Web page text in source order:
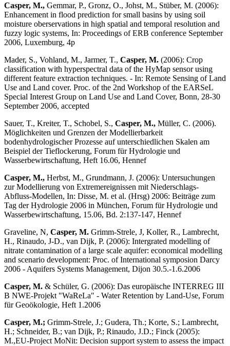
Casper, M., Gemmar, P., Gronz, O., Johst, M., Stüber, M. (2006):
Enhancement in flood prediction for small basins by using soil
moisture oberservations in high spatial and temporal resolution and
fuzzy logic systems, In: Proceedings of ERB conference September
2006, Luxemburg, 4p
Mader, S., Vohland, M., Jarmer, T., Casper, M. (2006): Crop
classification with hyperspectral data of the HyMap sensor using
different feature extraction techniques. - In: Remote Sensing of Land
Use and Land cover. Proc. of the 2nd Workshop of the EARSeL
Special Interest Group on Land Use and Land Cover, Bonn, 28-30
September 2006, accepted
Sauer, T., Kreiter, T., Schobel, S., Casper, M., Müller, C. (2006).
Möglichkeiten und Grenzen der Modellierbarkeit
bodenhydrologischer Prozesse auf unterschiedlichen Skalen am
Beispiel der Tieflockerung, Forum für Hydrologie und
Wasserbewirtschaftung, Heft 16.06, Hennef
Casper, M., Herbst, M., Grundmann, J. (2006): Untersuchungen
zur Modellierung von Extrem­ereignissen mit Niederschlags-
Abfluss-Modellen, In: Disse, M. et al. (Hrsg) 2006: Beiträge zum
Tag der Hydrologie 2006 in München, Forum für Hydrologie und
Wasserbewirtschaftung, 15.06, Bd. 2:137-147, Hennef
Graveline, N, Casper, M. Grimm-Strele, J, Koller, R., Lambrecht,
H., Rinaudo, J-D., van Dijk, P. (2006): Intergrated modelling of
nitrate contamination of a large scale aquifer: economical modelling
and scenario development: Proc. of International symposion Darcy
2006 - Aquifers Systems Management, Dijon 30.5.-1.6.2006
Casper, M. & Schüler, G. (2006): Das europäische INTERREG III
B NWE-Projekt "WaReLa" - Water Retention by Land-Use, Forum
für Geoökologie, Heft 1.2006
Casper, M.; Grimm-Strele, J.; Gudera, Th.; Korte, S.; Lambrecht,
H.; Schneider, B.; van Dijk, P.; Rinaudo, J.D.; Finck (2005):
M.,EU-Project MoNit: Decision support system to assess the impact